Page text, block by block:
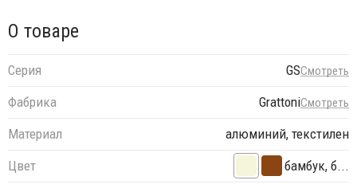
О товаре
Серия GSСмотреть
Фабрика GrattoniСмотреть
Материал
алюминий, текстилен
Цвет
бамбук, б...